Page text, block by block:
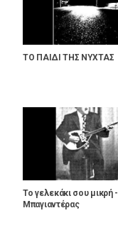
ΤΟ ΠΑΙΔΙ ΤΗΣ ΝΥΧΤΑΣ
Το γελεκάκι σου μικρή -
Μπαγιαντέρας